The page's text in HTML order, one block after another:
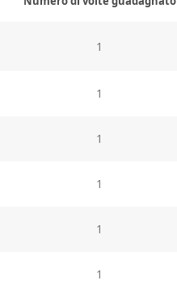
1
1
1
1
1
1